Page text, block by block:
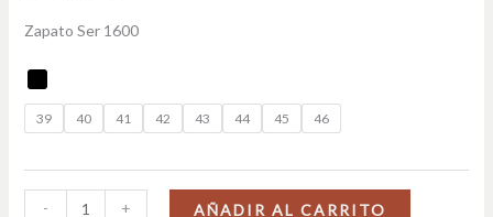
Zapato Ser 1600
39 40 41 42 43 44 45 46
- + AÑADIR AL CARRITO